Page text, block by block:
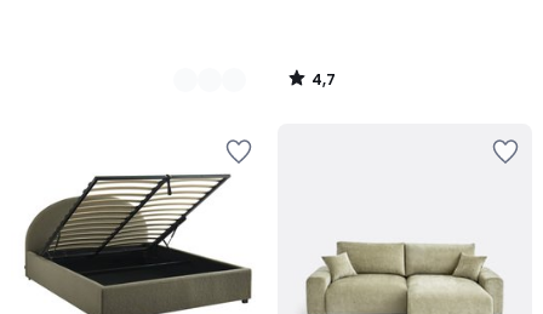
4,7
/